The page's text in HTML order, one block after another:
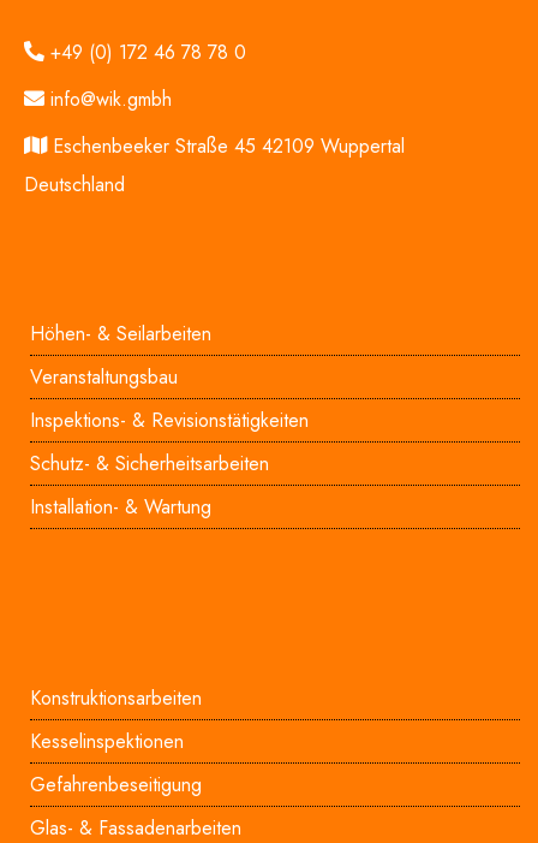
+49 (0) 172 46 78 78 0
info@wik.gmbh
Eschenbeeker Straße 45 42109 Wuppertal
Deutschland
Höhen- & Seilarbeiten
Veranstaltungsbau
Inspektions- & Revisionstätigkeiten
Schutz- & Sicherheitsarbeiten
Installation- & Wartung
Konstruktionsarbeiten
Kesselinspektionen
Gefahrenbeseitigung
Glas- & Fassadenarbeiten